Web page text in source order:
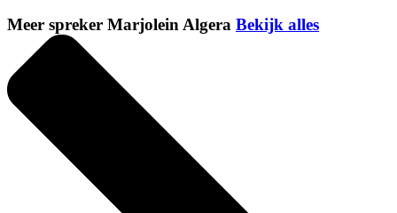
Meer spreker Marjolein Algera Bekijk alles